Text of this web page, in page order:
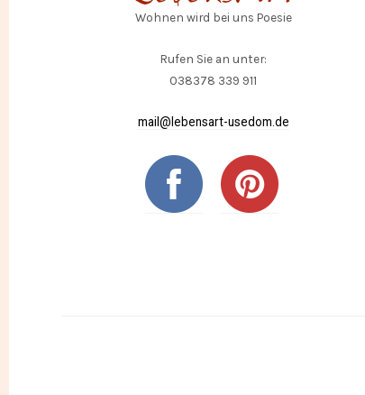
Wohnen wird bei uns Poesie
Rufen Sie an unter:
038378 339 911
mail@lebensart-usedom.de